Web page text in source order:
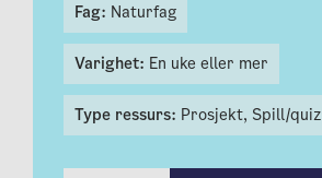
Fag: Naturfag
Varighet: En uke eller mer
Type ressurs: Prosjekt, Spill/quiz